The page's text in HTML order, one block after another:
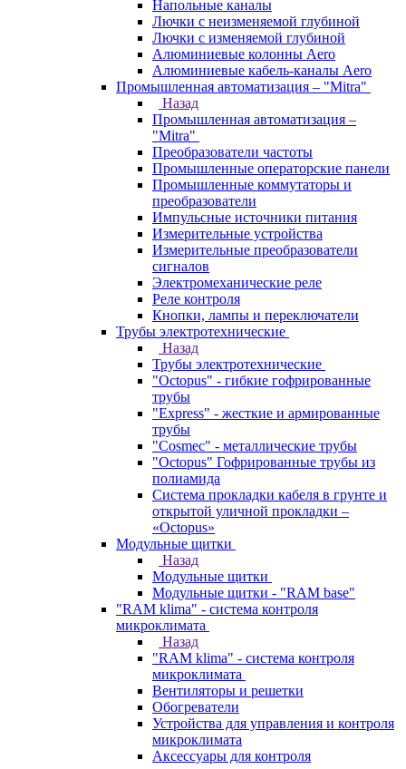
Напольные каналы
Лючки с неизменяемой глубиной
Лючки с изменяемой глубиной
Алюминиевые колонны Aero
Алюминиевые кабель-каналы Aero
Промышленная автоматизация – "Mitra"
Назад
Промышленная автоматизация –
"Mitra"
Преобразователи частоты
Промышленные операторские панели
Промышленные коммутаторы и
преобразователи
Импульсные источники питания
Измерительные устройства
Измерительные преобразователи
сигналов
Электромеханические реле
Реле контроля
Кнопки, лампы и переключатели
Трубы электротехнические
Назад
Трубы электротехнические
"Octopus" - гибкие гофрированные
трубы
"Express" - жесткие и армированные
трубы
"Cosmec" - металлические трубы
"Octopus" Гофрированные трубы из
полиамида
Система прокладки кабеля в грунте и
открытой уличной прокладки –
«Octopus»
Модульные щитки
Назад
Модульные щитки
Модульные щитки - "RAM base"
"RAM klima" - система контроля
микроклимата
Назад
"RAM klima" - система контроля
микроклимата
Вентиляторы и решетки
Обогреватели
Устройства для управления и контроля
микроклимата
Аксессуары для контроля